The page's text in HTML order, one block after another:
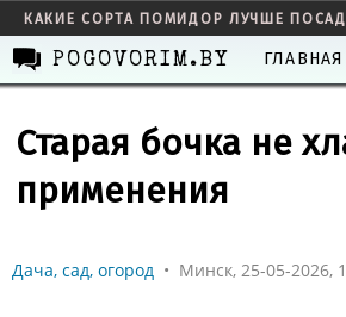
КАКИЕ СОРТА ПОМИДОР ЛУЧШЕ
POGOVORIM.BY ГЛАВНАЯ
Старая бочка не
применения
Дача, сад, огород • Минск, 25-05-2026,